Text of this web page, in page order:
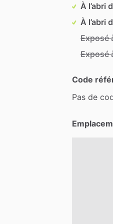
À l’abri
À l’abri
Exposé
Exposé
Code
Pas de